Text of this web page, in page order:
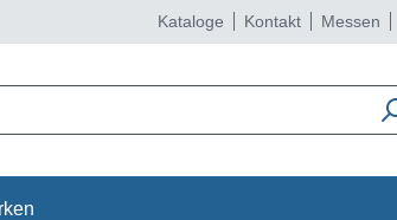
Kataloge Kontakt Messen